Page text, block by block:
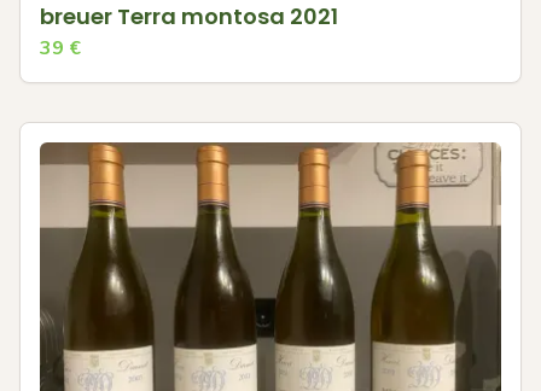
breuer Terra montosa 2021
39 €